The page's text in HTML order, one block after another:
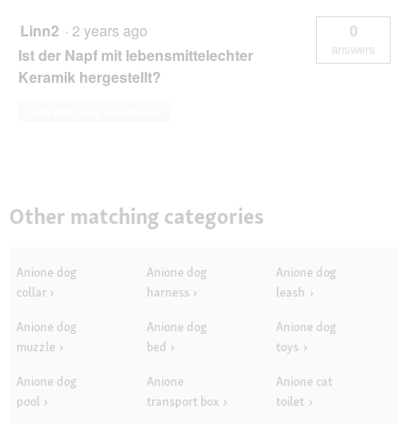
Linn2 · 2 years ago
Ist der Napf mit lebensmittelechter
Keramik hergestellt?
0
answers
Other matching categories
Anione dog
collar
Anione dog
harness
Anione dog
leash
Anione dog
muzzle
Anione dog
bed
Anione dog
toys
Anione dog
pool
Anione
transport box
Anione cat
toilet